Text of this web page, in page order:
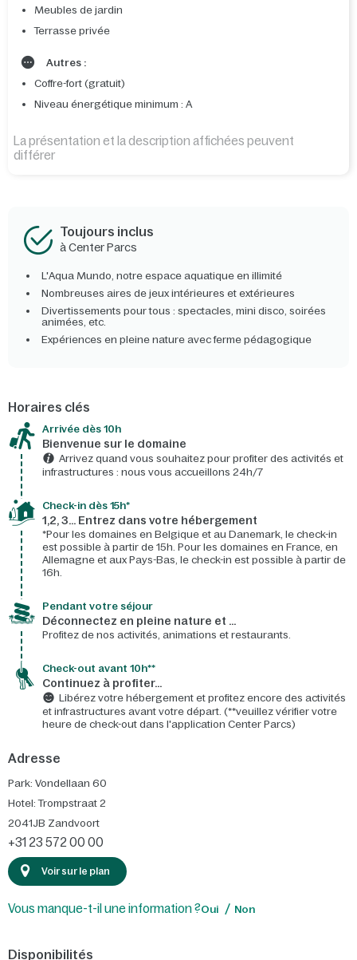
Meubles de jardin
Terrasse privée
Autres :
Coffre-fort (gratuit)
Niveau énergétique minimum : A
La présentation et la description affichées peuvent
différer
Toujours inclus
à Center Parcs
L'Aqua Mundo, notre espace aquatique en illimité
Nombreuses aires de jeux intérieures et extérieures
Divertissements pour tous : spectacles, mini disco, soirées
animées, etc.
Expériences en pleine nature avec ferme pédagogique
Horaires clés
Arrivée dès 10h​
Bienvenue sur le domaine​
Arrivez quand vous souhaitez pour profiter des activités et
infrastructures : nous vous accueillons 24h/7​
Check-in dès 15h*​
1,2, 3… Entrez dans votre hébergement
*Pour les domaines en Belgique et au Danemark, le check-in
est possible à partir de 15h. Pour les domaines en France, en
Allemagne et aux Pays-Bas, le check-in est possible à partir de
16h.
Pendant votre séjour
Déconnectez en pleine nature et …
Profitez de nos activités, animations et restaurants.
Check-out avant 10h**
Continuez à profiter…
Libérez votre hébergement et profitez encore des activités
et infrastructures avant votre départ. (**veuillez vérifier votre
heure de check-out dans l'application Center Parcs)
Adresse
Park: Vondellaan 60
Hotel: Trompstraat 2
2041JB Zandvoort
+31 23 572 00 00
Voir sur le plan
Vous manque-t-il une information ?Oui Non
Disponibilités